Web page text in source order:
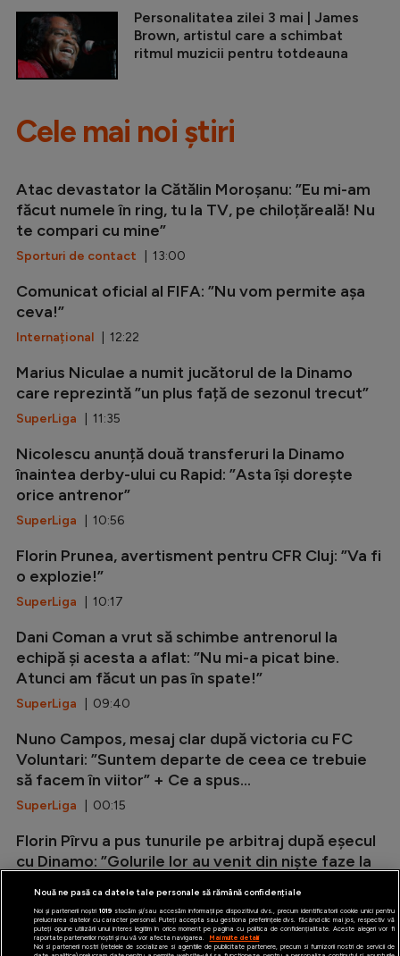
Personalitatea zilei 3 mai | James
Brown, artistul care a schimbat
ritmul muzicii pentru totdeauna
Cele mai noi știri
Atac devastator la Cătălin Moroșanu: ”Eu mi-am
făcut numele în ring, tu la TV, pe chiloțăreală! Nu
te compari cu mine”
Sporturi de contact | 13:00
Comunicat oficial al FIFA: ”Nu vom permite așa
ceva!”
Internațional | 12:22
Marius Niculae a numit jucătorul de la Dinamo
care reprezintă ”un plus față de sezonul trecut”
SuperLiga | 11:35
Nicolescu anunță două transferuri la Dinamo
înaintea derby-ului cu Rapid: ”Asta își dorește
orice antrenor”
SuperLiga | 10:56
Florin Prunea, avertisment pentru CFR Cluj: ”Va fi
o explozie!”
SuperLiga | 10:17
Dani Coman a vrut să schimbe antrenorul la
echipă și acesta a aflat: ”Nu mi-a picat bine.
Atunci am făcut un pas în spate!”
SuperLiga | 09:40
Nuno Campos, mesaj clar după victoria cu FC
Voluntari: ”Suntem departe de ceea ce trebuie
să facem în viitor” + Ce a spus...
SuperLiga | 00:15
Florin Pîrvu a pus tunurile pe arbitraj după eșecul
cu Dinamo: ”Golurile lor au venit din niște faze la
SuperLiga| 23:55
Nouă ne pasă ca datele tale personale să rămână confidențiale
Noi și partenerii noștri 1019stocăm și/sau accesăm informații pe dispozitivul dvs., precum identificatorii cookie unici pentru
prelucrarea datelor cu caracter personal. Puteți accepta sau gestiona preferințele dvs. făcând clic mai jos, respectiv vă
puteți opune utilizării unui interes legitim în orice moment pe pagina cu politica de confidențialitate. Aceste alegeri vor fi
raportate partenerilor noștri și nu vă vor afecta navigarea.
Mai multe detalii
Noi si partenerii nostri (retelele de socializare si agentiile de publicitate partenere, precum si furnizorii nostri de servicii de